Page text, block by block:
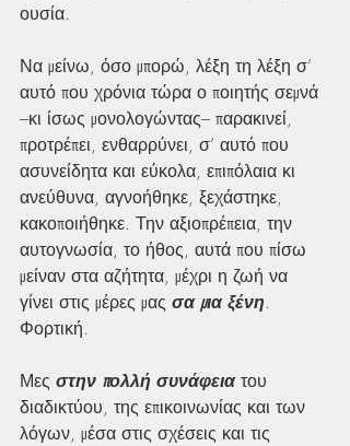
ουσία.
Να μείνω, όσο μπορώ, λέξη τη λέξη σ’
αυτό που χρόνια τώρα ο ποιητής σεμνά
–κι ίσως μονολογώντας– παρακινεί,
προτρέπει, ενθαρρύνει, σ’ αυτό που
ασυνείδητα και εύκολα, επιπόλαια κι
ανεύθυνα, αγνοήθηκε, ξεχάστηκε,
κακοποιήθηκε. Την αξιοπρέπεια, την
αυτογνωσία, το ήθος, αυτά που πίσω
μείναν στα αζήτητα, μέχρι η ζωή να
γίνει στις μέρες μας σα μια ξένη.
Φορτική.
Μες στην πολλή συνάφεια του
διαδικτύου, της επικοινωνίας και των
λόγων, μέσα στις σχέσεις και τις